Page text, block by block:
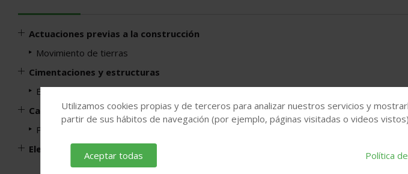
Actuaciones previas a la construcción
Movimiento de tierras
Cimentaciones y estructuras
Estructuras de acero
Carpintería y Vidriería
Perfiles para carpintería: escaleras, cantoneras …
Electricidad, iluminación
Utilizamos cookies propias y de terceros para analizar nuestros servicios y
partir de sus hábitos de navegación (por ejemplo, páginas visitadas o videos
Aceptar todas Política